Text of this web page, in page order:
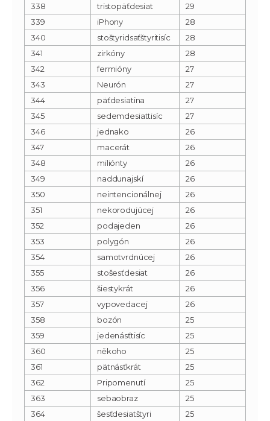
338
tristopäťdesiat
29
339
iPhony
28
340
stoštyridsaťštyritisíc
28
341
zirkóny
28
342
fermióny
27
343
Neurón
27
344
päťdesiatina
27
345
sedemdesiattisíc
27
346
jednako
26
347
macerát
26
348
miliónty
26
349
naddunajskí
26
350
neintencionálnej
26
351
nekorodujúcej
26
352
podajeden
26
353
polygón
26
354
samotvrdnúcej
26
355
stošesťdesiat
26
356
šiestykrát
26
357
vypovedacej
26
358
bozón
25
359
jedenásťtisíc
25
360
někoho
25
361
pätnásťkrát
25
362
Pripomenutí
25
363
sebaobraz
25
364
šesťdesiatštyri
25